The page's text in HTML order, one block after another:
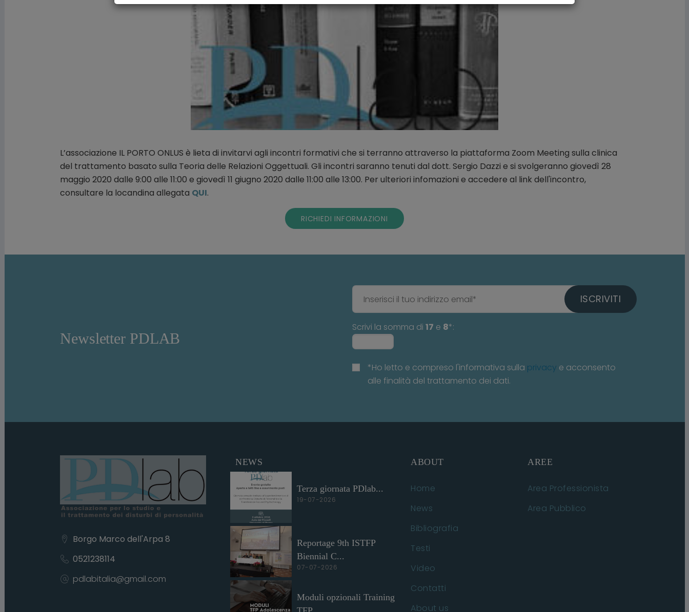
L’associazione IL PORTO ONLUS è lieta di invitarvi agli incontri formativi che si terranno attraverso la piattaforma Zoom Meeting sulla clinica
del trattamento basato sulla Teoria delle Relazioni Oggettuali. Gli incontri saranno tenuti dal dott. Sergio Dazzi e si svolgeranno giovedì 28
maggio 2020 dalle 9:00 alle 11:00 e giovedì 11 giugno 2020 dalle 11:00 alle 13:00. Per ulteriori infomazioni e accedere al link dell'incontro,
consultare la locandina allegata QUI.
RICHIEDI INFORMAZIONI
Newsletter PDLAB
Scrivi la somma di 17 e 8*:
*Ho letto e compreso l'informativa sulla privacy e acconsento
alle finalità del trattamento dei dati.
ISCRIVITI
Borgo Marco dell'Arpa 8
0521238114
pdlabitalia@gmail.com
NEWS
Terza giornata PDlab...
19-07-2026
Reportage 9th ISTFP
Biennial C...
07-07-2026
Moduli opzionali Training
ABOUT
Home
News
Bibliografia
Testi
Video
Contatti
About us
AREE
Area Professionista
Area Pubblico